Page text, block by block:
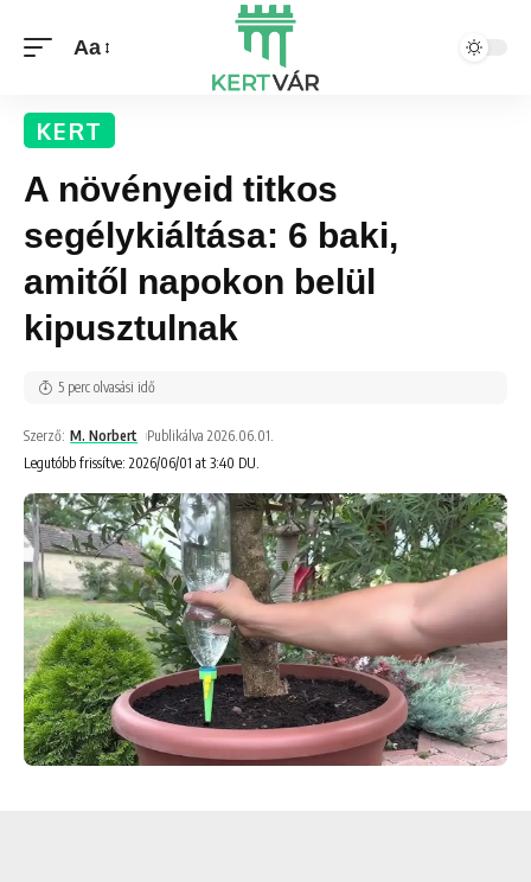
Aa
KERT
A növényeid titkos
segélykiáltása: 6 baki,
amitől napokon belül
kipusztulnak
Legutóbb frissítve: 2026/06/01 at 3:40 DU.
Szerző: M. Norbert Publikálva 2026.06.01.
5 perc olvasási idő